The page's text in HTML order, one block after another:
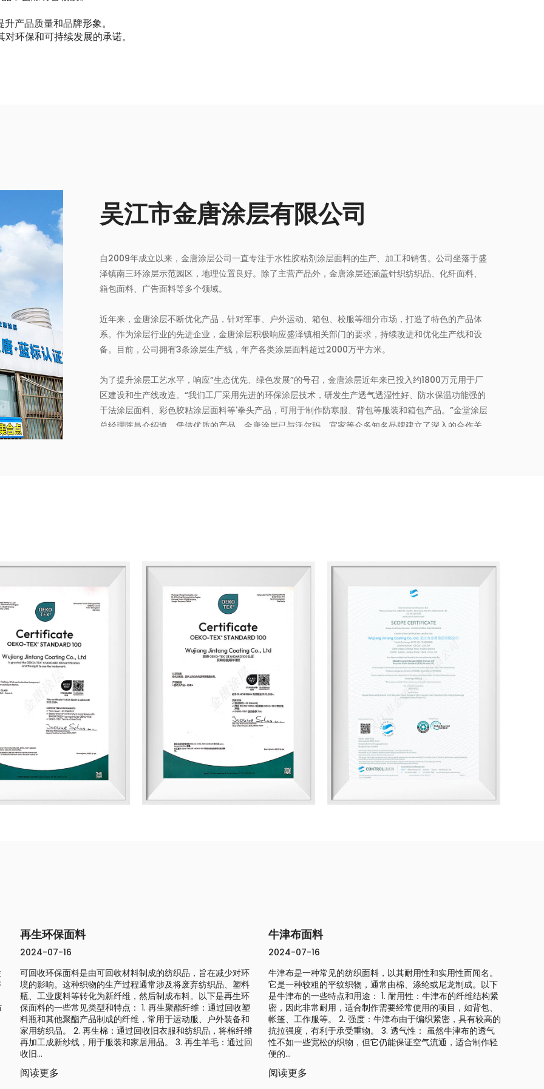
产品质量和品牌形象。
环保和可持续发展的承诺。
吴江市金唐涂层有限公司
自2009年成立以来，金唐涂层公司一直专注于水性胶粘剂涂层面料的生产、加工和销售。公司坐落于盛
泽镇南三环涂层示范园区，地理位置良好。除了主营产品外，金唐涂层还涵盖针织纺织品、化纤面料、
箱包面料、广告面料等多个领域。
近年来，金唐涂层不断优化产品，针对军事、户外运动、箱包、校服等细分市场，打造了特色的产品体
系。作为涂层行业的先进企业，金唐涂层积极响应盛泽镇相关部门的要求，持续改进和优化生产线和设
备。目前，公司拥有3条涂层生产线，年产各类涂层面料超过2000万平方米。
为了提升涂层工艺水平，响应“生态优先、绿色发展”的号召，金唐涂层近年来已投入约1800万元用于厂
区建设和生产线改造。“我们工厂采用先进的环保涂层技术，研发生产透气透湿性好、防水保温功能强的
干法涂层面料、彩色胶粘涂层面料等'拳头产品，可用于制作防寒服、背包等服装和箱包产品。”金堂涂层
总经理陈昌介绍道。凭借优质的产品，金唐涂层已与沃尔玛、宜家等众多知名品牌建立了深入的合作关
再生环保面料
2024-07-16
可回收环保面料是由可回收材料制成的纺织品，旨在减少对环
境的影响。这种织物的生产过程通常涉及将废弃纺织品、塑料
瓶、工业废料等转化为新纤维，然后制成布料。以下是再生环
保面料的一些常见类型和特点： 1. 再生聚酯纤维：通过回收塑
料瓶和其他聚酯产品制成的纤维，常用于运动服、户外装备和
家用纺织品。 2. 再生棉：通过回收旧衣服和纺织品，将棉纤维
再加工成新纱线，用于服装和家居用品。 3. 再生羊毛：通过回
收旧...
阅读更多
牛津布面料
2024-07-16
牛津布是一种常见的纺织面料，以其耐用性和实用性而闻名。
它是一种较粗的平纹织物，通常由棉、涤纶或尼龙制成。以下
是牛津布的一些特点和用途： 1. 耐用性：牛津布的纤维结构紧
密，因此非常耐用，适合制作需要经常使用的项目，如背包、
帐篷、工作服等。 2. 强度：牛津布由于编织紧密，具有较高的
抗拉强度，有利于承受重物。 3. 透气性： 虽然牛津布的透气
性不如一些宽松的织物，但它仍能保证空气流通，适合制作轻
便的...
阅读更多